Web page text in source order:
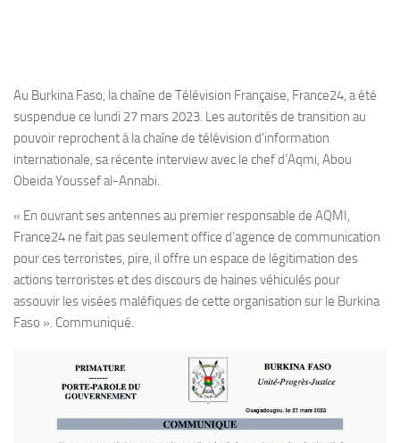
Au Burkina Faso, la chaîne de Télévision Française, France24, a été
suspendue ce lundi 27 mars 2023. Les autorités de transition au
pouvoir reprochent à la chaîne de télévision d’information
internationale, sa récente interview avec le chef d’Aqmi, Abou
Obeida Youssef al-Annabi.
« En ouvrant ses antennes au premier responsable de AQMI,
France24 ne fait pas seulement office d’agence de communication
pour ces terroristes, pire, il offre un espace de légitimation des
actions terroristes et des discours de haines véhiculés pour
assouvir les visées maléfiques de cette organisation sur le Burkina
Faso ». Communiqué.